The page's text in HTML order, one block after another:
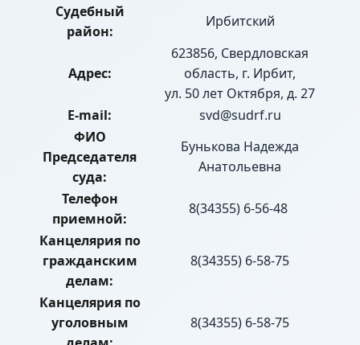
Судебный
район:
Ирбитский
Адрес:
623856, Свердловская
область, г. Ирбит,
ул. 50 лет Октября, д. 27
E-mail:
svd@sudrf.ru
ФИО
Председателя
суда:
Бунькова Надежда
Анатольевна
Телефон
приемной:
8(34355) 6-56-48
Канцелярия по
гражданским
делам:
8(34355) 6-58-75
Канцелярия по
уголовным
8(34355) 6-58-75